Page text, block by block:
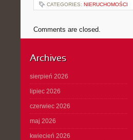
CATEGORIES: NIERUCHOMOŚCI
Comments are closed.
Archives
sierpień 2026
lipiec 2026
czerwiec 2026
maj 2026
kwiecień 2026